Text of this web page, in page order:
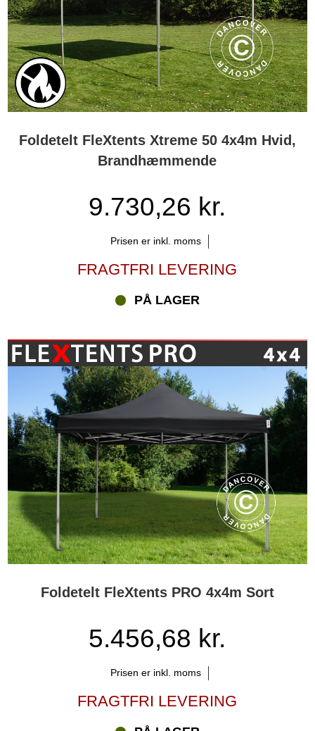
Foldetelt FleXtents Xtreme 50 4x4m Hvid,
Brandhæmmende
9.730,26 kr.
Prisen er inkl. moms
FRAGTFRI LEVERING
PÅ LAGER
Foldetelt FleXtents PRO 4x4m Sort
5.456,68 kr.
Prisen er inkl. moms
FRAGTFRI LEVERING